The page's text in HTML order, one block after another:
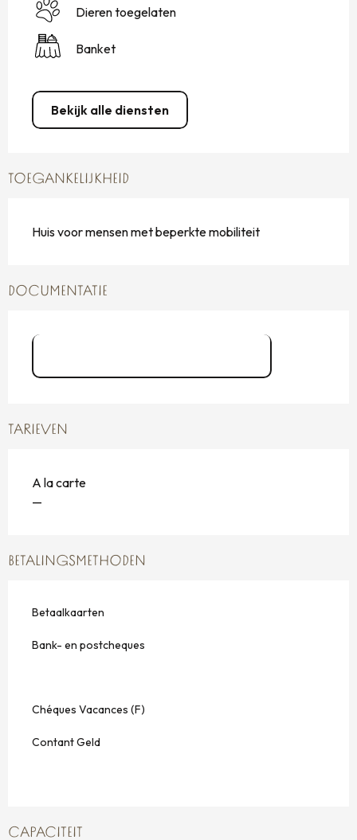
Dieren toegelaten
Banket
Bekijk alle diensten
TOEGANKELIJKHEID
Huis voor mensen met beperkte mobiliteit
DOCUMENTATIE
TARIEVEN
A la carte
—
BETALINGSMETHODEN
Betaalkaarten
Bank- en postcheques
Chéques Vacances (F)
Contant Geld
CAPACITEIT